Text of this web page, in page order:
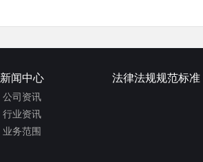
新闻中心
公司资讯
行业资讯
业务范围
法律法规规范标准